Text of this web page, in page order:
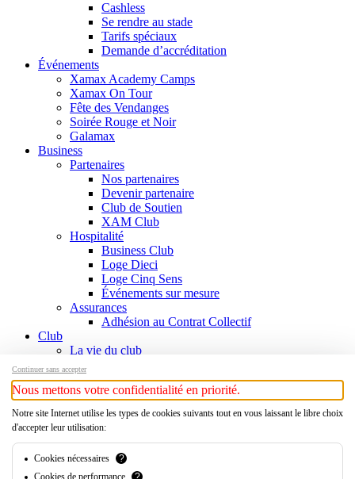
Cashless
Se rendre au stade
Tarifs spéciaux
Demande d’accréditation
Événements
Xamax Academy Camps
Xamax On Tour
Fête des Vendanges
Soirée Rouge et Noir
Galamax
Business
Partenaires
Nos partenaires
Devenir partenaire
Club de Soutien
XAM Club
Hospitalité
Business Club
Loge Dieci
Loge Cinq Sens
Événements sur mesure
Assurances
Adhésion au Contrat Collectif
Club
La vie du club
Responsables
Contact
Histoire
Chronologie
Palmarès
Histoire
Continuer sans accepter
Nous mettons votre confidentialité en priorité.
Notre site Internet utilise les types de cookies suivants tout en vous laissant le libre choix
d'accepter leur utilisation:
Cookies nécessaires
?
Cookies de performance
?